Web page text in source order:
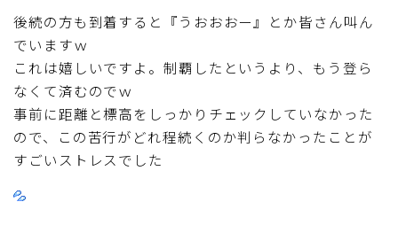
後続の方も到着すると『うおおおー』とか皆さん叫ん
でいますｗ
これは嬉しいですよ。制覇したというより、もう登ら
なくて済むのでｗ
事前に距離と標高をしっかりチェックしていなかった
ので、この苦行がどれ程続くのか判らなかったことが
すごいストレスでした